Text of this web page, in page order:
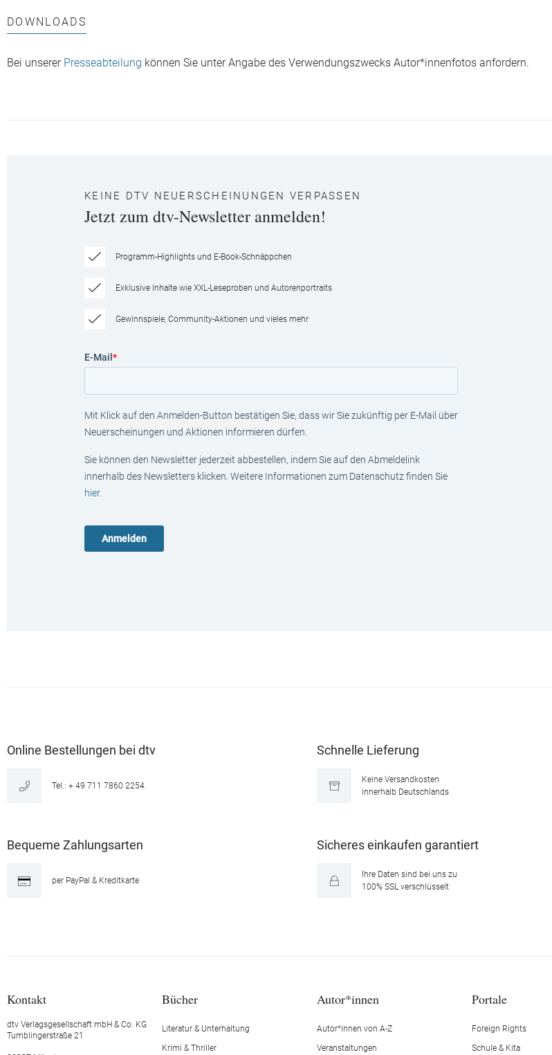
DOWNLOADS
Bei unserer Presseabteilung können Sie unter Angabe des Verwendungszwecks Autor*innenfotos anfordern.
KEINE DTV NEUERSCHEINUNGEN VERPASSEN
Jetzt zum dtv-Newsletter anmelden!
Programm-Highlights und E-Book-Schnäppchen
Exklusive Inhalte wie XXL-Leseproben und Autorenportraits
Gewinnspiele, Community-Aktionen und vieles mehr
E-Mail *
Mit Klick auf den Anmelden-Button bestätigen Sie, dass wir Sie zukünftig per E-Mail über
Neuerscheinungen und Aktionen informieren dürfen.
Sie können den Newsletter jederzeit abbestellen, indem Sie auf den Abmeldelink
innerhalb des Newsletters klicken. Weitere Informationen zum Datenschutz finden Sie
hier.
Online Bestellungen bei dtv
Tel.: + 49 711 7860 2254
Schnelle Lieferung
Keine Versandkosten
innerhalb Deutschlands
Bequeme Zahlungsarten
per PayPal & Kreditkarte
Sicheres einkaufen garantiert
Ihre Daten sind bei uns zu
100% SSL verschlüsselt
Kontakt
dtv Verlagsgesellschaft mbH & Co. KG
Tumblingerstraße 21
Bücher
Literatur & Unterhaltung
Krimi & Thriller
Autor*innen
Autor*innen von A-Z
Veranstaltungen
Portale
Foreign Rights
Schule & Kita